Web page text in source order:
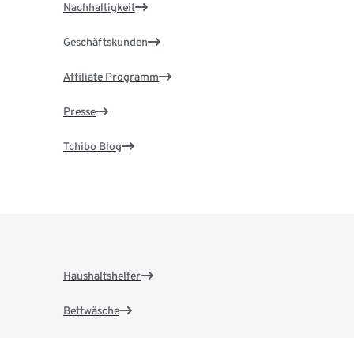
Nachhaltigkeit
Geschäftskunden
Affiliate Programm
Presse
Tchibo Blog
Haushaltshelfer
Bettwäsche